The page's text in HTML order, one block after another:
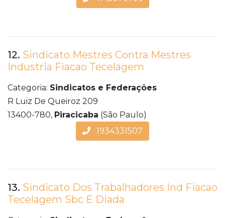
12. Sindicato Mestres Contra Mestres
Industria Fiacao Tecelagem
Categoria: Sindicatos e Federações
R Luiz De Queiroz 209
13400-780, Piracicaba (São Paulo)
1934331507
13. Sindicato Dos Trabalhadores Ind Fiacao
Tecelagem Sbc E Diada